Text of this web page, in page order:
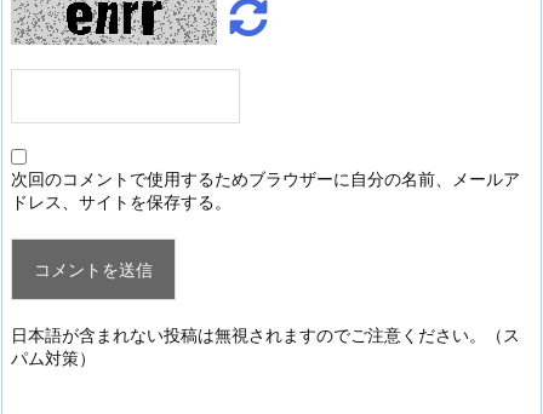
次回のコメントで使用するためブラウザーに自分の名前、メールア
ドレス、サイトを保存する。
日本語が含まれない投稿は無視されますのでご注意ください。（ス
パム対策）